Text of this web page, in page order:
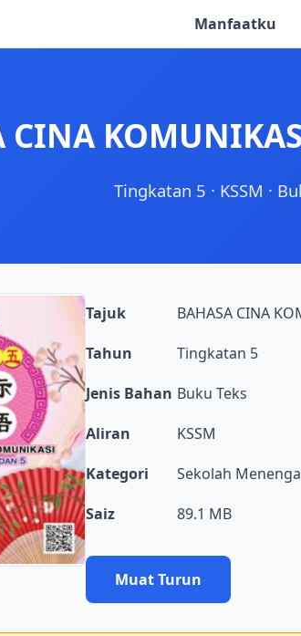
Manfaatku
CINA
Tingkatan 5 · KSSM ·
Tajuk
BAHASA CINA
Tahun
Tingkatan 5
Jenis Bahan Buku Teks
Aliran
KSSM
Kategori
Sekolah
Saiz
89.1 MB
Muat Turun